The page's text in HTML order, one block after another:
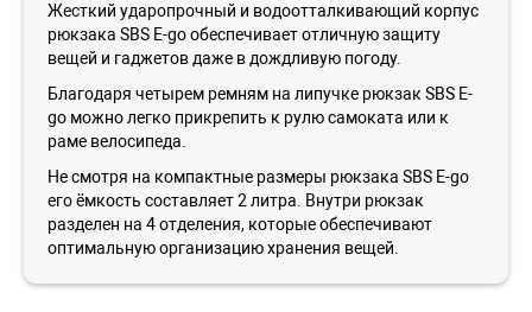
Жесткий ударопрочный и водоотталкивающий корпус
рюкзака SBS E-go обеспечивает отличную защиту
вещей и гаджетов даже в дождливую погоду.
Благодаря четырем ремням на липучке рюкзак SBS E-
go можно легко прикрепить к рулю самоката или к
раме велосипеда.
Не смотря на компактные размеры рюкзака SBS E-go
его ёмкость составляет 2 литра. Внутри рюкзак
разделен на 4 отделения, которые обеспечивают
оптимальную организацию хранения вещей.